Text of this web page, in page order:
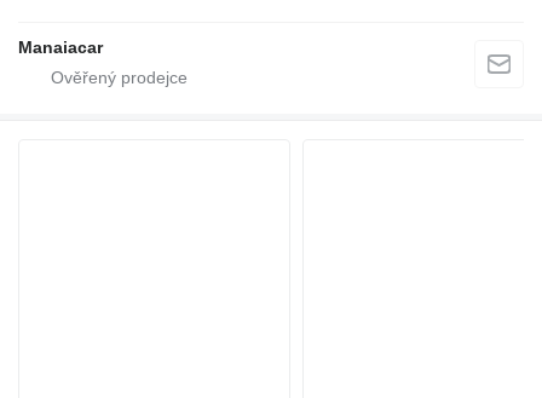
Manaiacar